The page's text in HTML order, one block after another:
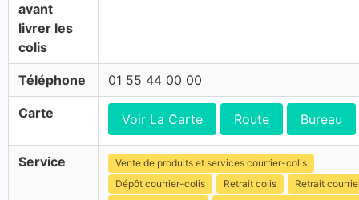
avant
livrer les
colis
Téléphone 01 55 44 00 00
Carte Voir La Carte Route Bureau
Service
Vente de produits et services courrier-colis
Dépôt courrier-colis
Retrait colis
Retrait